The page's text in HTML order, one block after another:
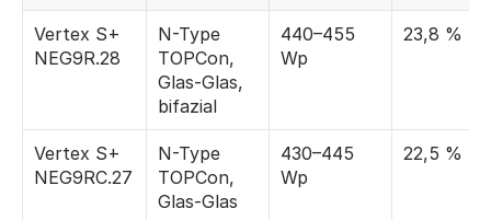
Vertex S+
NEG9R.28
N-Type
TOPCon,
Glas-Glas,
bifazial
440–455
Wp
23,8 %
Vertex S+
NEG9RC.27
N-Type
TOPCon,
Glas-Glas
430–445
Wp
22,5 %